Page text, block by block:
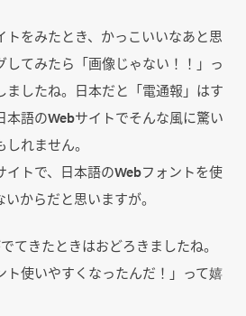
トをみたとき、かっこいいなあと思
してみたら「画像じゃない！！」っ
ましたね。日本だと「電通報」はす
本語のWebサイトでそんな風に驚い
れません。
イトで、日本語のWebフォントを使
からだと思いますが。
てきたときはおどろきましたね。
ト使いやすくなったんだ！」って嬉